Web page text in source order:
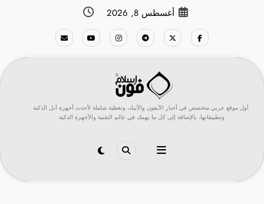
أغسطس 8, 2026
أول موقع عربي متخصص في أخبار الآيفون والآيباد، وتغطية شاملة لأحدث أجهزة أبل الذكية
وتطبيقاتها، بالإضافة إلى كل ما يهمك في عالم التقنية والأجهزة الذكية.